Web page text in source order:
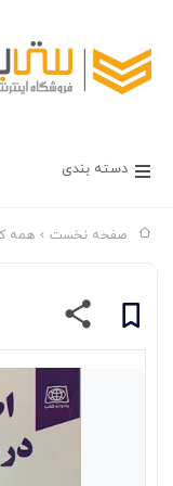
دسته بندی
صفحه نخست همه